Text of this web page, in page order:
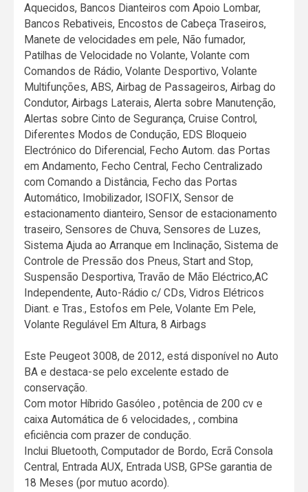
Aquecidos, Bancos Dianteiros com Apoio Lombar,
Bancos Rebativeis, Encostos de Cabeça Traseiros,
Manete de velocidades em pele, Não fumador,
Patilhas de Velocidade no Volante, Volante com
Comandos de Rádio, Volante Desportivo, Volante
Multifunções, ABS, Airbag de Passageiros, Airbag do
Condutor, Airbags Laterais, Alerta sobre Manutenção,
Alertas sobre Cinto de Segurança, Cruise Control,
Diferentes Modos de Condução, EDS Bloqueio
Electrónico do Diferencial, Fecho Autom. das Portas
em Andamento, Fecho Central, Fecho Centralizado
com Comando a Distância, Fecho das Portas
Automático, Imobilizador, ISOFIX, Sensor de
estacionamento dianteiro, Sensor de estacionamento
traseiro, Sensores de Chuva, Sensores de Luzes,
Sistema Ajuda ao Arranque em Inclinação, Sistema de
Controle de Pressão dos Pneus, Start and Stop,
Suspensão Desportiva, Travão de Mão Eléctrico,AC
Independente, Auto-Rádio c/ CDs, Vidros Elétricos
Diant. e Tras., Estofos em Pele, Volante Em Pele,
Volante Regulável Em Altura, 8 Airbags
Este Peugeot 3008, de 2012, está disponível no Auto
BA e destaca-se pelo excelente estado de
conservação.
Com motor Híbrido Gasóleo , potência de 200 cv e
caixa Automática de 6 velocidades, , combina
eficiência com prazer de condução.
Inclui Bluetooth, Computador de Bordo, Ecrã Consola
Central, Entrada AUX, Entrada USB, GPSe garantia de
18 Meses (por mutuo acordo).